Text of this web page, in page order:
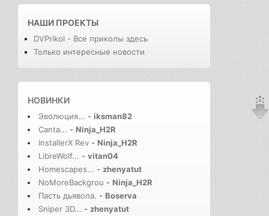
НАШИ ПРОЕКТЫ
DVPrikol - Все приколы здесь
Только интересные новости
НОВИНКИ
Эволюция... - iksman82
Canta... - Ninja_H2R
InstallerX Rev - Ninja_H2R
LibreWolf... - vitan04
Homescapes... - zhenyatut
NoMoreBackgrou - Ninja_H2R
Пасть дьявола. - Boserva
Sniper 3D... - zhenyatut